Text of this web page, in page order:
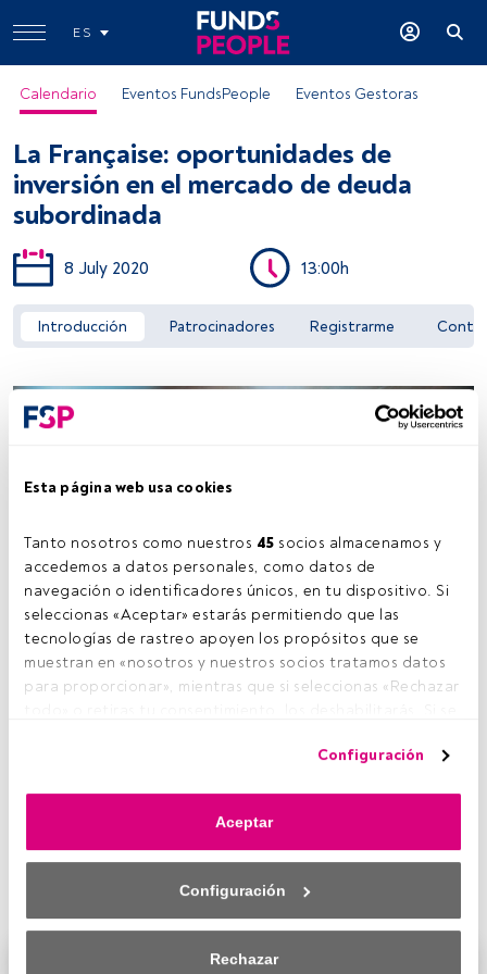
Esta página web usa cookies
Tanto nosotros como nuestros 45 socios almacenamos y
accedemos a datos personales, como datos de
navegación o identificadores únicos, en tu dispositivo. Si
seleccionas «Aceptar» estarás permitiendo que las
tecnologías de rastreo apoyen los propósitos que se
muestran en «nosotros y nuestros socios tratamos datos
para proporcionar», mientras que si seleccionas «Rechazar
anuncios que ves podrían dejar de ser relevantes para ti.
momento haciendo clic en el enlace «Preferencias de
privacidad» que aparece en la parte inferior de la página
la izquierda de la página web). Tus opciones tendrán
saber más, consulta nuestra política de privacidad.
Configuración
Aceptar
Configuración
Rechazar
ES
Calendario Eventos FundsPeople Eventos Gestoras
Acceder a FundsPeople
La Française: oportunidades de
inversión en el mercado de deuda
subordinada
8 July 2020 13:00h
Introducción Patrocinadores Registrarme
organiza un webinar en el queJérémie
La Française
Sub DebtyLa Française Global Coco, compartirá su visión
las perspectivas y el posicionamiento
subordinadaen un evento dirigido exclusivamente a
clientes profesionales.
Este es un artículo exclusivo para los usuarios registrados